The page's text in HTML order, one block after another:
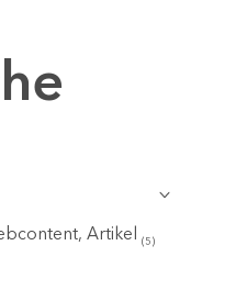
Artikel (5)